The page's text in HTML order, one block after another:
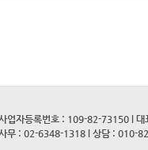
업자등록번호 : 109-82-73150 l 대
무 : 02-6348-1318 l 상담 : 010-